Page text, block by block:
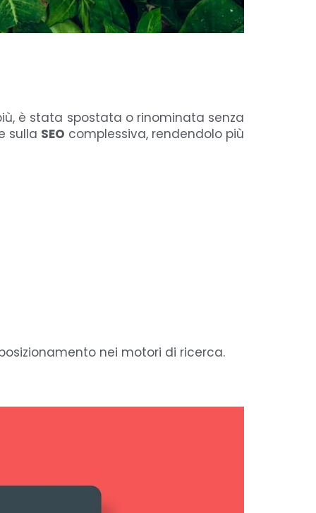
è stata spostata o rinominata senza
sulla SEO complessiva, rendendolo più
nei motori di ricerca.